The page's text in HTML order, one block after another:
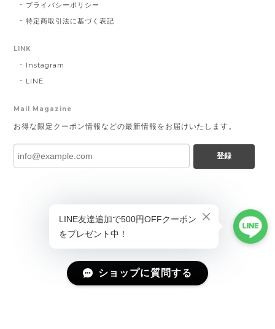
プライバシーポリシー
特定商取引法に基づく表記
LINK
Instagram
LINE
Mail Magazine
お得な限定クーポン情報などの最新情報をお届けいたします。
登録
ショップに質問する